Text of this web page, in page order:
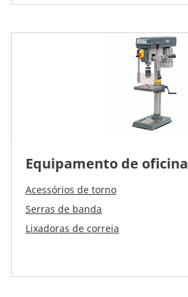
Equipamento de oficina
Acessórios de torno
Serras de banda
Lixadoras de correia